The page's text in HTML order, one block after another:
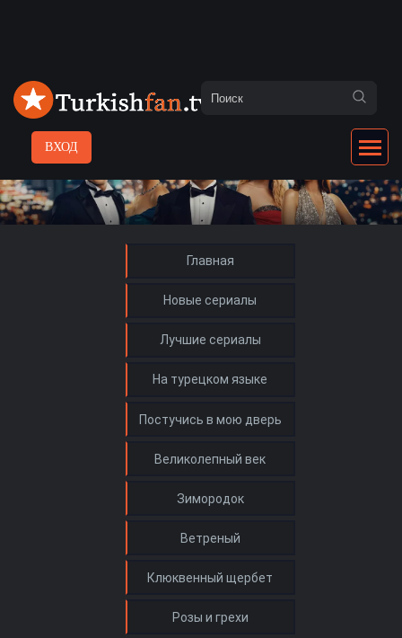
ВХОД
Главная
Новые сериалы
Лучшие сериалы
На турецком языке